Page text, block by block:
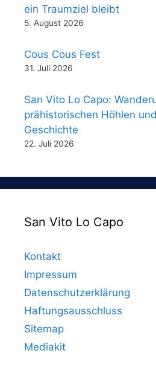
ein Traumziel bleibt
5. August 2026
Cous Cous Fest
31. Juli 2026
San Vito Lo Capo:
prähistorischen Höhlen
Geschichte
22. Juli 2026
San Vito Lo Capo
Kontakt
Impressum
Datenschutzerklärung
Haftungsausschluss
Sitemap
Mediakit